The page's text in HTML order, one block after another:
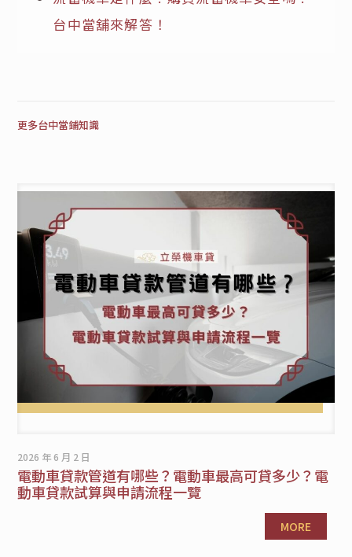
台中當舖來解答！
更多台中當鋪知識
2026 年 6 月 2 日
電動車貸款管道有哪些？電動車最高可貸多少？電
動車貸款試算與申請流程一覽
MORE